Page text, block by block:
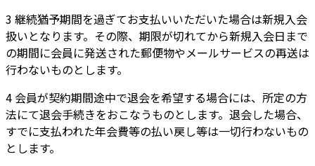
3 継続猶予期間を過ぎてお支払いいただいた場合は新規入会
扱いとなります。その際、期限が切れてから新規入会日まで
の期間に会員に発送された郵便物やメールサービスの再送は
行わないものとします。
4 会員が契約期間途中で退会を希望する場合には、所定の方
法にて退会手続きをおこなうものとします。退会した場合、
すでに支払われた年会費等の払い戻し等は一切行わないもの
とします。